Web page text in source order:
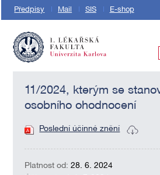
Předpisy Mail SIS E-shop
11/2024, kterým se
osobního ohodnocení
Poslední účinné znění
Platnost od:28. 6. 2024